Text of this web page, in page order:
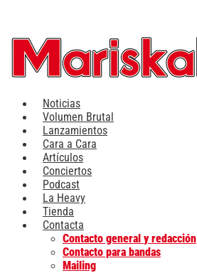
contenido
Noticias
Volumen Brutal
Lanzamientos
Cara a Cara
Artículos
Conciertos
Podcast
La Heavy
Tienda
Contacta
Contacto general y redacción
Contacto para bandas
Mailing